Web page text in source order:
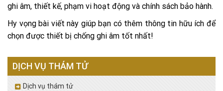
ghi âm, thiết kế, phạm vi hoạt động và chính sách bảo hành.
Hy vọng bài viết này giúp bạn có thêm thông tin hữu ích để
chọn được thiết bị chống ghi âm tốt nhất!
DỊCH VỤ THÁM TỬ
Dịch vụ thám tử